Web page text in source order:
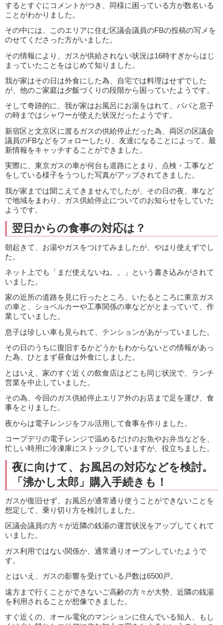
するとすぐにコメントがつき、同様に困っている方が数名いる
ことがわかりました。
その中には、このエリアに住む区議会議員のFBの投稿の写メを
のせてくださった方がいました。
その情報により、ガスが供給されない状況は16時すぎからはじ
まっていたことをはじめて知りました。
我が家はその日は外食にした為、自宅では料理はせずでした
が、他のご家庭は夕飯づくりの段階から困っていたようです。
そして奇跡的に、我が家はお風呂にお湯をはれて、パパと息子
の時まではシャワーが使えた状況だったようです。
新宿区と文京区に渡るガスの供給停止だった為、両区の区議会
議員のFBなどをフォローしたり、友達になることによって、最
新情報をキャッチすることができました。
実際に、東京ガスの車が何台も道路にとまり、点検・工事など
をしている様子をうつした写真がアップされてきました。
我が家までは聞こえてきませんでしたが、その日の夜、車など
で地域をまわり、ガス供給停止についてのお知らせをしていた
ようです。
翌日からの食事の対応は？
朝起きて、お湯やガスをつけてみましたが、やはり使えずでし
た。
ネット上でも「まだ使えないね。。」という書き込みがされて
いました。
家の近所の道路を見に行ったところ、いたるところに東京ガス
の車と、ショベルカーや工事関係の車などがとまっていて、作
業していました。
息子は珍しい車も見られて、テンションがあがっていました。
その日のうちに復旧するかどうかもわからないとの情報があっ
た為、ひとまず昼食は外食にしました。
とはいえ、家のすぐ近くの飲食店はどこも同じ状況で、ランチ
営業を中止していました。
その為、今回のガス供給停止エリア外のお店まで足を運び、食
事をとりました。
夜からは電子レンジをフル活用して食事を作りました。
コープデリの電子レンジで温めるだけのお魚やお弁当などを、
忙しい時用に冷凍庫にストックしていますが、役立ちました。
夜に向けて、お風呂の対応などを検討。
「沸かし太郎」購入手続きも！
ガスが復旧せず、お風呂が通常通り使うことができないことを
想定して、乗り切り方を検討しました。
区議会議員の方々が近隣の銭湯の運営状況をアップしてくれて
いました。
ガス利用ではない関係か、通常通りオープンしていたようで
す。
とはいえ、ガスの影響を受けている戸数は6500戸。
遠方まで行くことができないご高齢の方々が大勢、近隣の銭湯
を利用されることが想像できました。
すぐ近くの、オール電化のマンションに住んでいる知人、もし